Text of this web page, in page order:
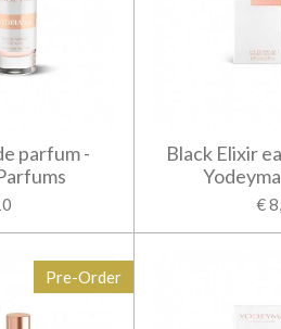
parfum -
Black Elixir
€
Pre-Order